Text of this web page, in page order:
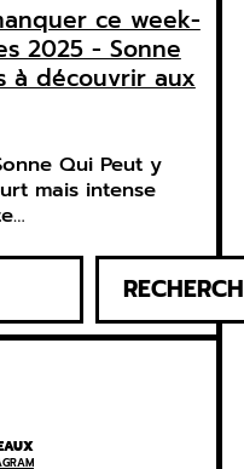
ce week-
2025 - Sonne
à découvrir aux
Qui Peut y
mais intense